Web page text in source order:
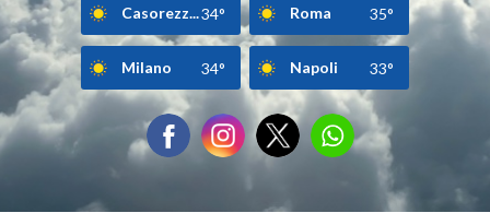
Casorezz...34° Roma 35°
Milano 34° Napoli 33°